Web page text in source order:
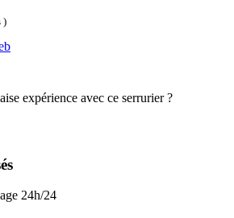
)
expérience avec ce serrurier ?
24h/24